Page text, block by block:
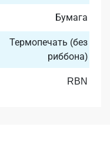
Бумага
Термопечать (без
риббона)
RBN